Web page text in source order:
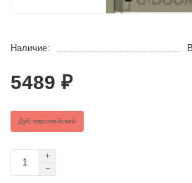
Наличие:
5489 ₽
Дуб европейский